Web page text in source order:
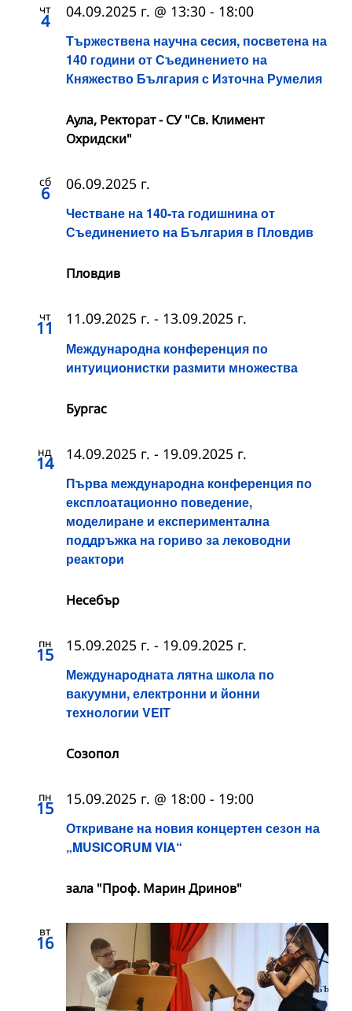
чт
4
Тържествена научна сесия, посветена на
140 години от Съединението на
Княжество България с Източна Румелия
04.09.2025 г. @ 13:30 - 18:00
Аула, Ректорат - СУ "Св. Климент
Охридски"
сб
6
Честване на 140-та годишнина от
Съединението на България в Пловдив
06.09.2025 г.
Пловдив
чт
11
Международна конференция по
интуиционистки размити множества
11.09.2025 г. - 13.09.2025 г.
Бургас
нд
14
Първа международна конференция по
експлоатационно поведение,
моделиране и експериментална
поддръжка на гориво за леководни
реактори
14.09.2025 г. - 19.09.2025 г.
Несебър
пн
15
Международната лятна школа по
вакуумни, електронни и йонни
технологии VEIT
15.09.2025 г. - 19.09.2025 г.
Созопол
пн
15
Откриване на новия концертен сезон на
„MUSICORUM VIA“
15.09.2025 г. @ 18:00 - 19:00
зала "Проф. Марин Дринов"
вт
16